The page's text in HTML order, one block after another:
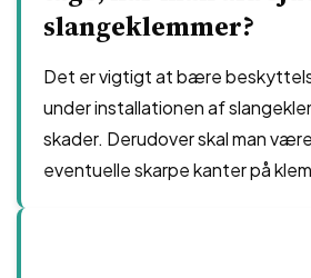
slangeklemmer?
Det er vigtigt at bære
under installationen af
skader. Derudover skal man
eventuelle skarpe kanter på